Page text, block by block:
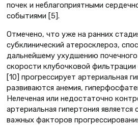
почек и неблагоприятными
событиями [5].
Отмечено, что уже на ранних
субклинический атеросклероз,
дальнейшему ухудшению
скорости клубочковой
[10] прогрессирует артериальная
развиваются анемия,
Нелеченая или недостаточно
артериальная гипертония является
важных факторов